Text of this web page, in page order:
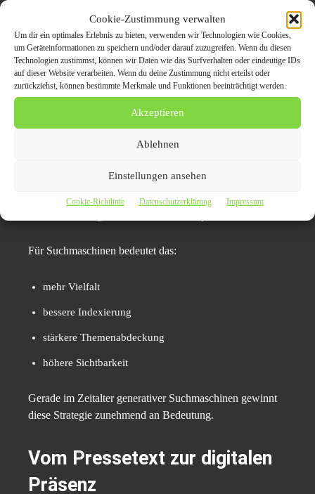
Cookie-Zustimmung verwalten
Um dir ein optimales Erlebnis zu bieten, verwenden wir Technologien wie Cookies,
um Geräteinformationen zu speichern und/oder darauf zuzugreifen. Wenn du diesen
Technologien zustimmst, können wir Daten wie das Surfverhalten oder eindeutige IDs
auf dieser Website verarbeiten. Wenn du deine Zustimmung nicht erteilst oder
zurückziehst, können bestimmte Merkmale und Funktionen beeinträchtigt werden.
Akzeptieren
Ablehnen
Einstellungen ansehen
Cookie-Richtlinie Datenschutzerklärung Impressum
Veröffentlichungen anzupassen
Suchmaschinenrelevanz zu erhöhen
Der KI-gestützte Presseverteiler von PRNews24 verfolgt
dabei einen besonderen Ansatz.
Für verschiedene Veröffentlichungsportale werden
Dadurch entstehen zahlreiche einzigartige
Für Suchmaschinen bedeutet das:
mehr Vielfalt
bessere Indexierung
stärkere Themenabdeckung
höhere Sichtbarkeit
Gerade im Zeitalter generativer Suchmaschinen gewinnt
diese Strategie zunehmend an Bedeutung.
Vom Pressetext zur digitalen
Präsenz